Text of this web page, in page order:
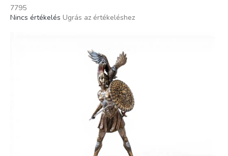
7795
A
Nincs értékelés Ugrás az értékeléshez